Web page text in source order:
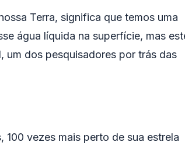
Terra, significa que temos uma
água líquida na superfície, mas
um dos pesquisadores por trás das
100 vezes mais perto de sua estrela